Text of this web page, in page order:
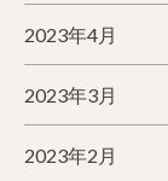
2023年4月
2023年3月
2023年2月